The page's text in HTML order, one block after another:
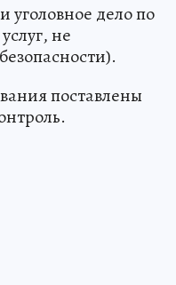
уголовное дело по
не
поставлены